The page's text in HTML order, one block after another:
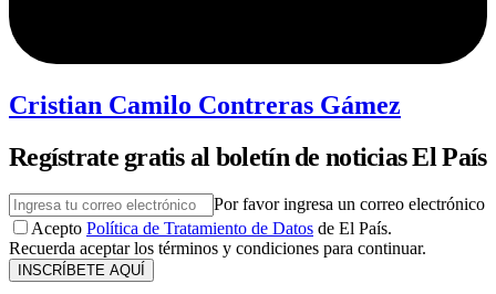
Cristian Camilo Contreras Gámez
Regístrate gratis al boletín de noticias El País
Por favor ingresa un correo electrónico
Acepto Política de Tratamiento de Datos de El País.
Recuerda aceptar los términos y condiciones para continuar.
INSCRÍBETE AQUÍ